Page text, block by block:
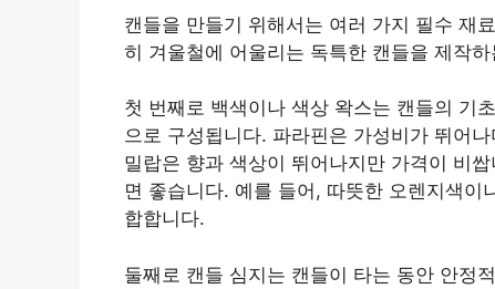
캔들을 만들기 위해서는 여러 가지 필수 재
히 겨울철에 어울리는 독특한 캔들을 제작
첫 번째로 백색이나 색상 왁스는 캔들의 기
으로 구성됩니다. 파라핀은 가성비가 뛰어
밀랍은 향과 색상이 뛰어나지만 가격이 비
면 좋습니다. 예를 들어, 따뜻한 오렌지색
합합니다.
둘째로 캔들 심지는 캔들이 타는 동안 안정